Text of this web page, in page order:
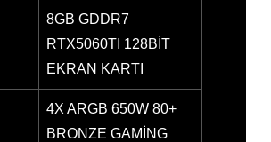
8GB GDDR7
RTX5060TI 128BİT
EKRAN KARTI
4X ARGB 650W 80+
BRONZE GAMİNG